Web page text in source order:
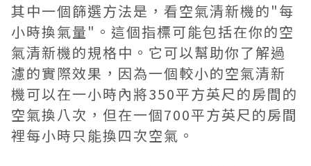
其中一個篩選方法是，看空氣清新機的"每
小時換氣量"。這個指標可能包括在你的空
氣清新機的規格中。它可以幫助你了解過
濾的實際效果，因為一個較小的空氣清新
機可以在一小時內將350平方英尺的房間的
空氣換八次，但在一個700平方英尺的房間
裡每小時只能換四次空氣。